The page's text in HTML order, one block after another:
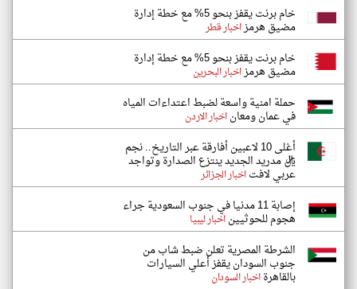
خام برنت يقفز بنحو 5% مع خطة إدارة
مضيق هرمزاخبار قطر
خام برنت يقفز بنحو 5% مع خطة إدارة
مضيق هرمزاخبار البحرين
حملة امنية واسعة لضبط اعتداءات المياه
في عمان ومعاناخبار الاردن
أغلى 10 لاعبين أفارقة عبر التاريخ.. نجم
ريال مدريد الجديد ينتزع الصدارة وتواجد
عربي لافتاخبار الجزائر
إصابة 11 مدنيا في جنوب السعودية جراء
هجوم للحوثييناخبار ليبيا
الشرطة المصرية تعلن ضبط شاب من
جنوب السودان يقفز أعلي السيارات
بالقاهرةاخبار السودان